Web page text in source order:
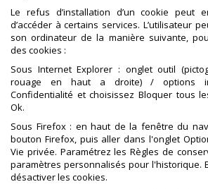
Le refus d’installation d’un cookie peut
d’accéder à certains services. L’utilisateur
son ordinateur de la manière suivante,
des cookies :
Sous Internet Explorer : onglet outil
rouage en haut a droite) / options
Confidentialité et choisissez Bloquer tous
Ok.
Sous Firefox : en haut de la fenêtre du
bouton Firefox, puis aller dans l'onglet
Vie privée. Paramétrez les Règles de
paramètres personnalisés pour l'historique.
désactiver les cookies.